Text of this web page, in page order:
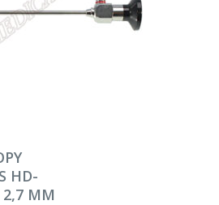
HD-
2,7 MM